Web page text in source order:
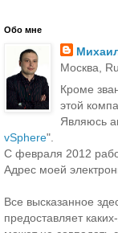
Обо мне
Москва,
Кроме
этой
Являюсь
vSphere".
С февраля 2012
Адрес моей
Все высказанное
предоставляет